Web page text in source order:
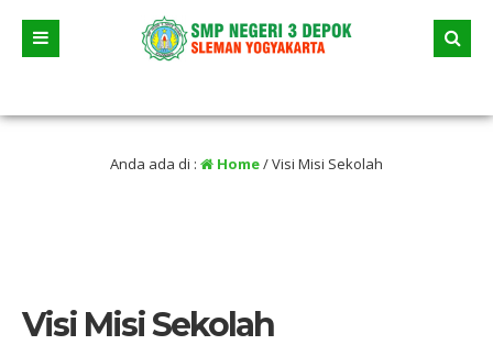
selama liburan
Anda ada di : Home/Visi Misi Sekolah
Visi Misi Sekolah